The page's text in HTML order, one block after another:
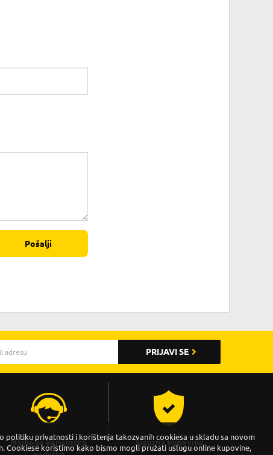
Pošalji
PRIJAVI SE
Najbolja korisnička
Sigurna kupovina
politiku privatnosti i korištenja takozvanih cookiesa u skladu sa novom
Cookiese koristimo kako bismo mogli pružati uslugu online kupovine,